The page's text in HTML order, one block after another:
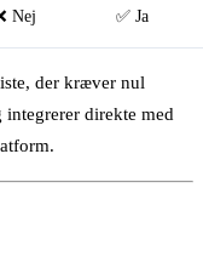
Nej ✅ Ja
der kræver nul
direkte med